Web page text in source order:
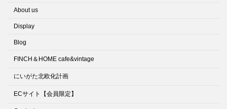
About us
Display
Blog
FINCH＆HOME cafe&vintage
にいがた北欧化計画
ECサイト【会員限定】